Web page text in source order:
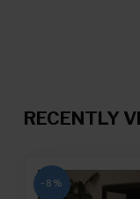
RECENTLY
-8%